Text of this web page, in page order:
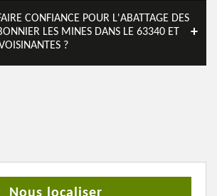
CONFIANCE POUR L'ABATTAGE DES
LES MINES DANS LE 63340 ET
?
Nous localiser